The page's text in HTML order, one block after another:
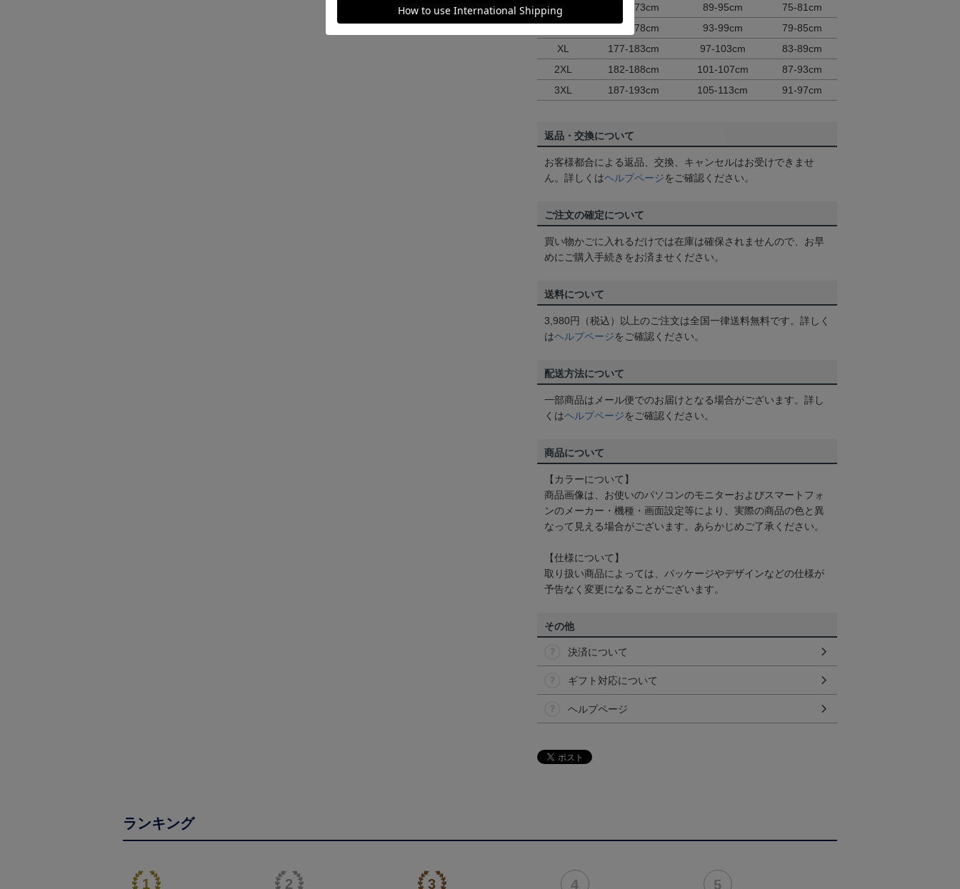
M
167-173cm 89-95cm
75-81cm
172-178cm 93-99cm
79-85cm
XL
177-183cm 97-103cm
83-89cm
2XL
182-188cm 101-107cm
87-93cm
3XL
187-193cm 105-113cm 91-97cm
返品・交換について
お客様都合による返品、交換、キャンセルはお受けできませ
ん。詳しくはヘルプページをご確認ください。
ご注文の確定について
買い物かごに入れるだけでは在庫は確保されませんので、お早
めにご購入手続きをお済ませください。
送料について
3,980円（税込）以上のご注文は全国一律送料無料です。詳しく
はヘルプページをご確認ください。
配送方法について
一部商品はメール便でのお届けとなる場合がございます。詳し
くはヘルプページをご確認ください。
商品について
【カラーについて】
商品画像は、お使いのパソコンのモニターおよびスマートフォ
ンのメーカー・機種・画面設定等により、実際の商品の色と異
なって見える場合がございます。あらかじめご了承ください。
【仕様について】
取り扱い商品によっては、パッケージやデザインなどの仕様が
予告なく変更になることがございます。
その他
決済について
ギフト対応について
ヘルプページ
ランキング